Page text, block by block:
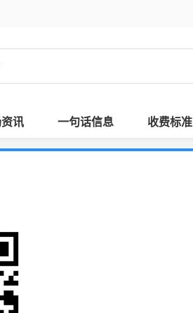
讯 一句话信息 收费标准